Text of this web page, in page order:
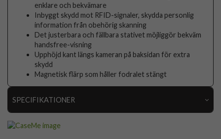
enklare och bekvämare
Inbyggt skydd mot RFID-signaler, skydda personlig
information från obehörig skanning
Det justerbara och fällbara stativet möjliggör bekväm
handsfree-visning
Upphöjd kant längs kameran på baksidan för extra
skydd
Magnetisk flärp som håller fodralet stängt
SPECIFIKATIONER